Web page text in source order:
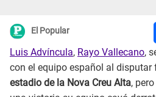
El Popular
Luis Advíncula, Rayo Vallecano,
con el equipo español al disputar
estadio de la Nova Creu Alta,